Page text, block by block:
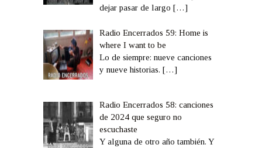
dejar pasar de largo[…]
Radio Encerrados 59: Home is
where I want to be
Lo de siempre: nueve canciones
y nueve historias.[…]
Radio Encerrados 58: canciones
de 2024 que seguro no
escuchaste
Y alguna de otro año también. Y